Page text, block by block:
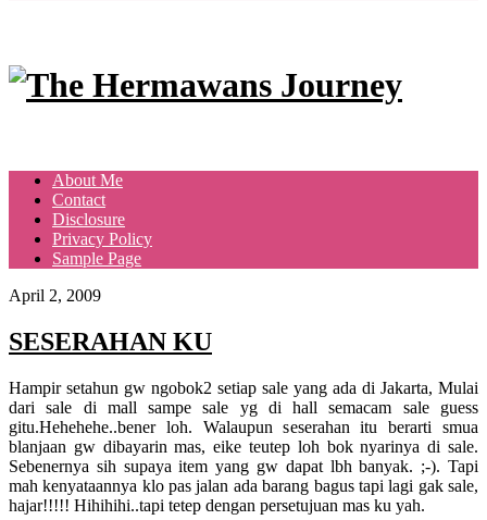
About Me
Contact
Disclosure
Privacy Policy
Sample Page
April 2, 2009
SESERAHAN KU
Hampir setahun gw ngobok2 setiap sale yang ada di Jakarta, Mulai
dari sale di mall sampe sale yg di hall semacam sale guess
gitu.Hehehehe..bener loh. Walaupun seserahan itu berarti smua
blanjaan gw dibayarin mas, eike teutep loh bok nyarinya di sale.
Sebenernya sih supaya item yang gw dapat lbh banyak. ;-). Tapi
mah kenyataannya klo pas jalan ada barang bagus tapi lagi gak sale,
hajar!!!!! Hihihihi..tapi tetep dengan persetujuan mas ku yah.